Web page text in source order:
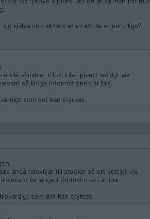
själva och allmänheten att de är naturliga?
ändå hänvisar till studier på ett vettigt vis.
så länge informationen är bra.
som det kan styrkas.
ändå hänvisar till studier på ett vettigt vis.
så länge informationen är bra.
som det kan styrkas.